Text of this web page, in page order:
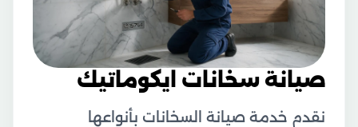
صيانة سخانات ايكوماتيك
نقدم خدمة صيانة السخانات بأنواعها